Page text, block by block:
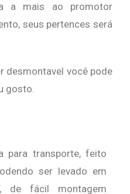
a mais ao promotor
seus pertences será
desmontavel você pode
gosto.
para transporte, feito
ser levado em
de fácil montagem